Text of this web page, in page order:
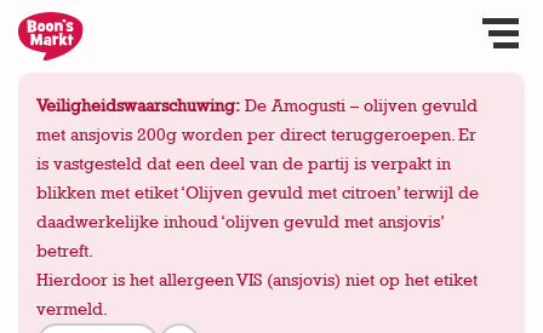
Veiligheidswaarschuwing: De Amogusti – olijven gevuld
met ansjovis 200g worden per direct teruggeroepen. Er
is vastgesteld dat een deel van de partij is verpakt in
blikken met etiket ‘Olijven gevuld met citroen’ terwijl de
daadwerkelijke inhoud ‘olijven gevuld met ansjovis’
betreft.
Hierdoor is het allergeen VIS (ansjovis) niet op het etiket
vermeld.